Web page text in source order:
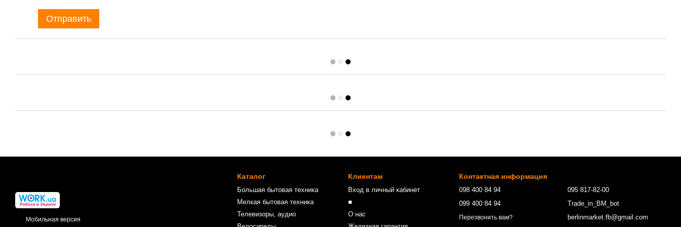
Отправить
Мобильная версия
Каталог
Большая бытовая техника
Мелкая бытовая техника
Телевизоры, аудио
Клиентам
Вход в личный кабинет
■
О нас
Контактная информация
098 400 84 94‬
099 400 84 94
Перезвонить вам?
095 817-82-00
Trade_in_BM_bot
berlinmarket.fb@gmail.com